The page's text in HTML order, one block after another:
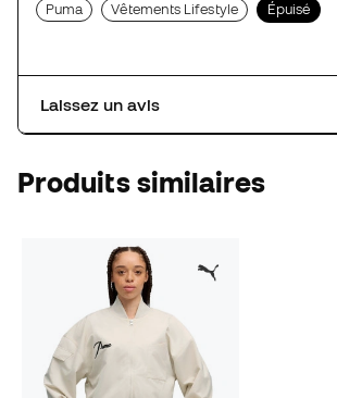
Puma Vêtements Lifestyle Épuisé
Laissez un avis
Produits similaires